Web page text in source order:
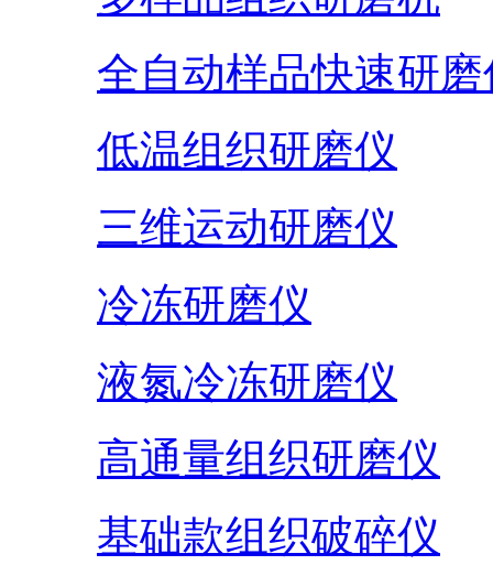
全自动样品快速研磨
低温组织研磨仪
三维运动研磨仪
冷冻研磨仪
液氮冷冻研磨仪
高通量组织研磨仪
基础款组织破碎仪